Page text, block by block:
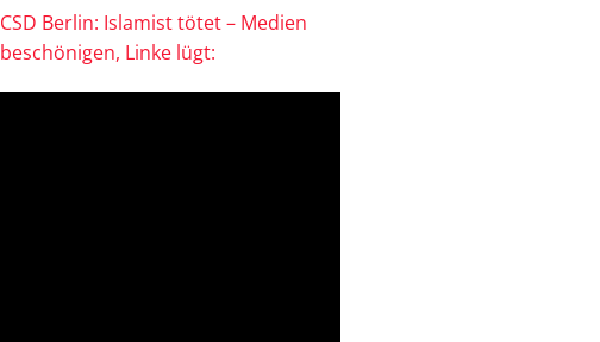
CSD Berlin: Islamist tötet – Medien
beschönigen, Linke lügt: